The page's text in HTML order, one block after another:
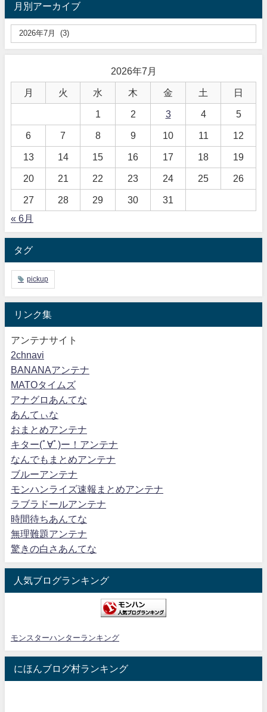
月別アーカイブ
2026年7月
月 火 水 木 金 土 日
1 2 3 4 5
6 7 8 9 10 11 12
13 14 15 16 17 18 19
20 21 22 23 24 25 26
27 28 29 30
31
« 6月
タグ
pickup
リンク集
アンテナサイト
2chnavi
BANANAアンテナ
MATOタイムズ
アナグロあんてな
あんてぃな
おまとめアンテナ
キター(ﾟ∀ﾟ)ー！アンテナ
なんでもまとめアンテナ
ブルーアンテナ
モンハンライズ速報まとめアンテナ
ラブラドールアンテナ
時間待ちあんてな
無理難題アンテナ
驚きの白さあんてな
人気ブログランキング
モンスターハンターランキング
にほんブログ村ランキング